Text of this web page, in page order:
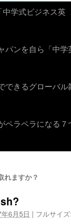
学式ビジネス英
パンを自ら「中学
できるグローバ
ペラペラになる
れますか？
6月5日 | フルサイ